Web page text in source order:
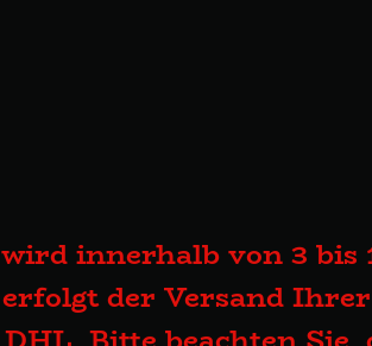
innerhalb von 3 bis
der Versand